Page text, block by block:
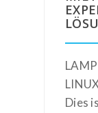
Dies